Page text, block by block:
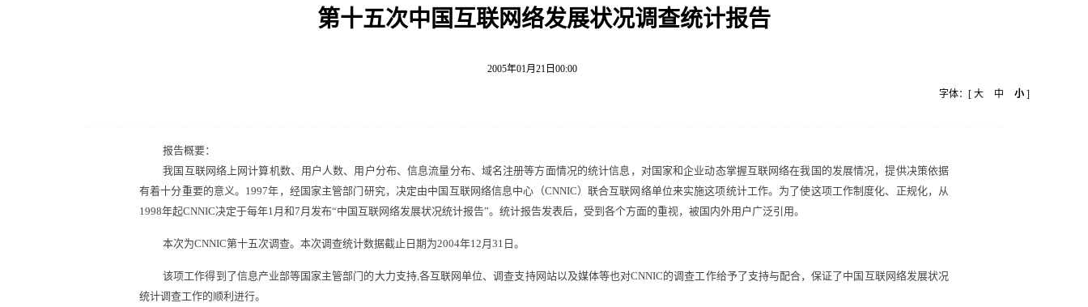
第十五次中国互联网络发展状况调查统计报告
2005年01月21日00:00
字体：[ 大 中 小 ]
报告概要：
我国互联网络上网计算机数、用户人数、用户分布、信息流量分布、域名注册等方面情况的统计信息，对国家和企业动态掌握互联网络在我国的发展情况，提供决策依据
有着十分重要的意义。1997年，经国家主管部门研究，决定由中国互联网络信息中心（CNNIC）联合互联网络单位来实施这项统计工作。为了使这项工作制度化、正规化，从
1998年起CNNIC决定于每年1月和7月发布“中国互联网络发展状况统计报告”。统计报告发表后，受到各个方面的重视，被国内外用户广泛引用。
本次为CNNIC第十五次调查。本次调查统计数据截止日期为2004年12月31日。
该项工作得到了信息产业部等国家主管部门的大力支持,各互联网单位、调查支持网站以及媒体等也对CNNIC的调查工作给予了支持与配合，保证了中国互联网络发展状况
统计调查工作的顺利进行。